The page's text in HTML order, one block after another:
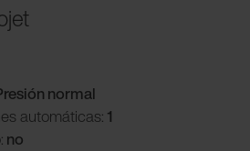
normal
automáticas: 1
no